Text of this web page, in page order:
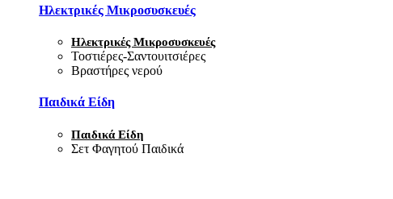
Ηλεκτρικές Μικροσυσκευές
Ηλεκτρικές Μικροσυσκευές
Τοστιέρες-Σαντουιτσιέρες
Βραστήρες νερού
Παιδικά Είδη
Παιδικά Είδη
Σετ Φαγητού Παιδικά